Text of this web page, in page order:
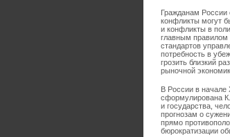
Гражданам России
конфликты могут
и конфликты в
главным правилом
стандартов
потребность в
грозить близкий
рыночной
В России в начале
сформулирована
и государства,
прогнозам о
прямо
бюрократизации